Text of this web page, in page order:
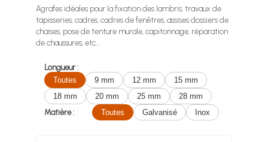
Agrafes idéales pour la fixation des lambris, travaux de
tapisseries, cadres, cadres de fenêtres, assises dossiers de
chaises, pose de tenture murale, capitonnage, réparation
de chaussures, etc...
Longueur :
Toutes
9 mm 12 mm
15 mm
18 mm
20 mm 25 mm
28 mm
Matière :
Toutes Galvanisé Inox